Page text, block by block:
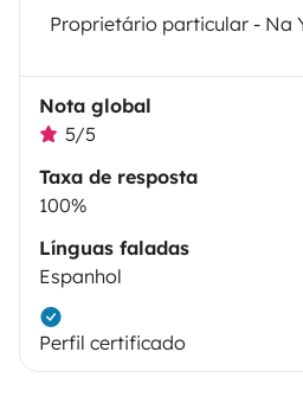
Proprietário particular - Na
Nota global
5/5
Taxa de resposta
100%
Línguas faladas
Espanhol
Perfil certificado